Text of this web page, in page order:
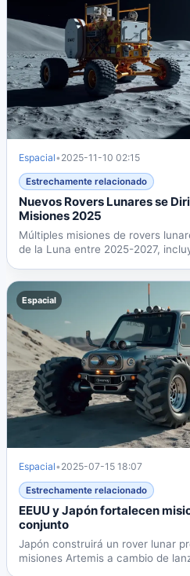
Espacial• 2025-11-10 02:15
Estrechamente relacionado
Nuevos Rovers Lunares se
Misiones 2025
Múltiples misiones de rovers
de la Luna entre 2025-2027,
Espacial
Espacial• 2025-07-15 18:07
Estrechamente relacionado
EEUU y Japón fortalecen
conjunto
Japón construirá un rover lunar
misiones Artemis a cambio de